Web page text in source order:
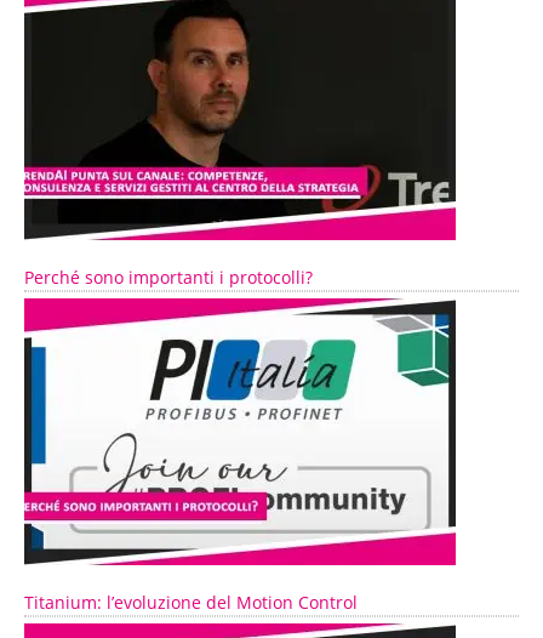
Perché sono importanti i protocolli?
Titanium: l’evoluzione del Motion Control